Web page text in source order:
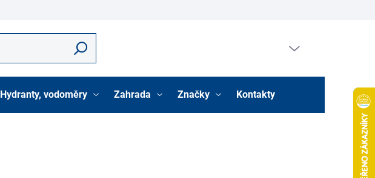
Hledat
Hydranty, vodoměry Zahrada Značky Kontakty